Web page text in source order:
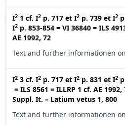
I2 1 cf. I2 p. 717 et I2 p. 739 et I2
I2 p. 853-854 = VI 36840 = ILS
AE 1992, 72
Text and further informationen on
I2 3 cf. I2 p. 717 et I2 p. 831 et I2
= ILS 8561 = ILLRP 1 cf. AE 1992,
Suppl. It. – Latium vetus 1, 800
Text and further informationen on